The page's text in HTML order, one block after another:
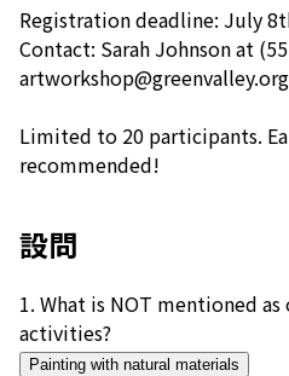
Registration deadline: July
Contact: Sarah Johnson at
artworkshop@greenvalley.org
Limited to 20 participants.
recommended!
設問
1. What is NOT mentioned
activities?
Painting with natural materials